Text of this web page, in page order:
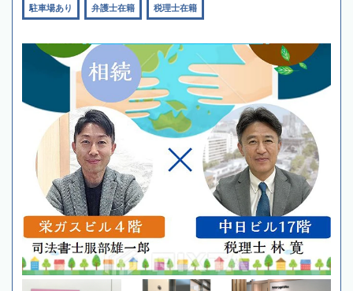
駐車場あり 弁護士在籍 税理士在籍